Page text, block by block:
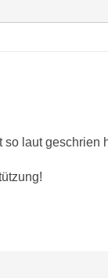
so laut geschrien